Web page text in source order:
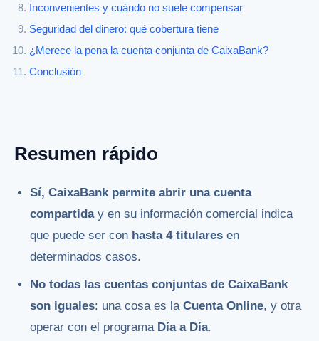
Inconvenientes y cuándo no suele compensar
Seguridad del dinero: qué cobertura tiene
¿Merece la pena la cuenta conjunta de CaixaBank?
Conclusión
Resumen rápido
Sí, CaixaBank permite abrir una cuenta
compartiday en su información comercial indica
que puede ser con hasta 4 titulares en
determinados casos.
No todas las cuentas conjuntas de CaixaBank
son iguales: una cosa es laCuenta Online, y otra
operar con el programa Día a Día.